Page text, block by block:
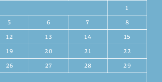
1
5 6 7
8
12 13 14
15
19 20 21
22
26 27 28
29